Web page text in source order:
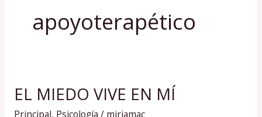
apoyoterapético
EL MIEDO VIVE EN MÍ
Principal, Psicología / miriamac
EL
MIEDO